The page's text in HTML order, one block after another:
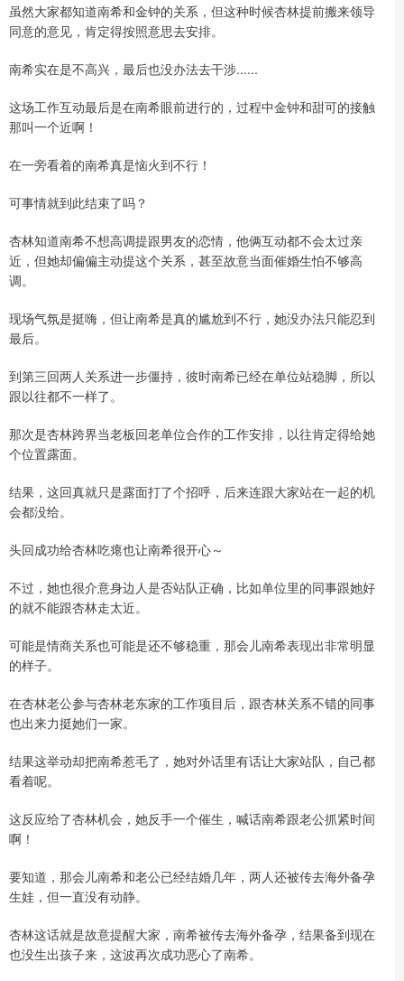
虽然大家都知道南希和金钟的关系，但这种时候杏林提前搬来领导
同意的意见，肯定得按照意思去安排。
南希实在是不高兴，最后也没办法去干涉......
这场工作互动最后是在南希眼前进行的，过程中金钟和甜可的接触
那叫一个近啊！
在一旁看着的南希真是恼火到不行！
可事情就到此结束了吗？
杏林知道南希不想高调提跟男友的恋情，他俩互动都不会太过亲
近，但她却偏偏主动提这个关系，甚至故意当面催婚生怕不够高
调。
现场气氛是挺嗨，但让南希是真的尴尬到不行，她没办法只能忍到
最后。
到第三回两人关系进一步僵持，彼时南希已经在单位站稳脚，所以
跟以往都不一样了。
那次是杏林跨界当老板回老单位合作的工作安排，以往肯定得给她
个位置露面。
结果，这回真就只是露面打了个招呼，后来连跟大家站在一起的机
会都没给。
头回成功给杏林吃瘪也让南希很开心～
不过，她也很介意身边人是否站队正确，比如单位里的同事跟她好
的就不能跟杏林走太近。
可能是情商关系也可能是还不够稳重，那会儿南希表现出非常明显
的样子。
在杏林老公参与杏林老东家的工作项目后，跟杏林关系不错的同事
也出来力挺她们一家。
结果这举动却把南希惹毛了，她对外话里有话让大家站队，自己都
看着呢。
这反应给了杏林机会，她反手一个催生，喊话南希跟老公抓紧时间
啊！
要知道，那会儿南希和老公已经结婚几年，两人还被传去海外备孕
生娃，但一直没有动静。
杏林这话就是故意提醒大家，南希被传去海外备孕，结果备到现在
也没生出孩子来，这波再次成功恶心了南希。